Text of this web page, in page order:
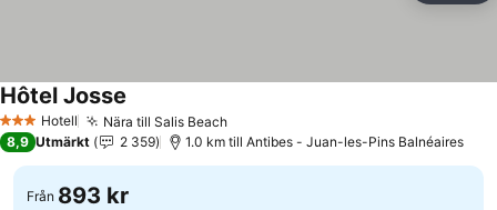
3 StjärnorHotell Nära till Salis BeachSe priser
Hôtel Josse
8,9 Utmärkt 2 359 1.0 km till Antibes - Juan-les-Pins Balnéaires
Från 893 kr